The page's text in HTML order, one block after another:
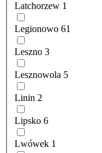
Latchorzew 1
Legionowo 61
Leszno 3
Lesznowola 5
Linin 2
Lipsko 6
Lwówek 1